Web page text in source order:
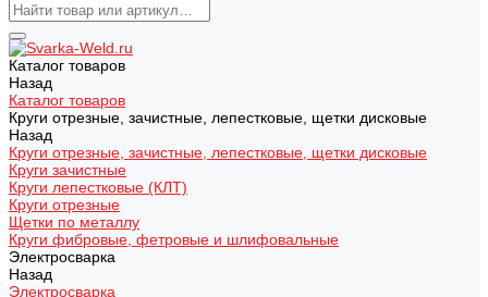
Каталог товаров
Назад
Каталог товаров
Круги отрезные, зачистные, лепестковые, щетки дисковые
Назад
Круги отрезные, зачистные, лепестковые, щетки дисковые
Круги зачистные
Круги лепестковые (КЛТ)
Круги отрезные
Щетки по металлу
Круги фибровые, фетровые и шлифовальные
Электросварка
Назад
Электросварка